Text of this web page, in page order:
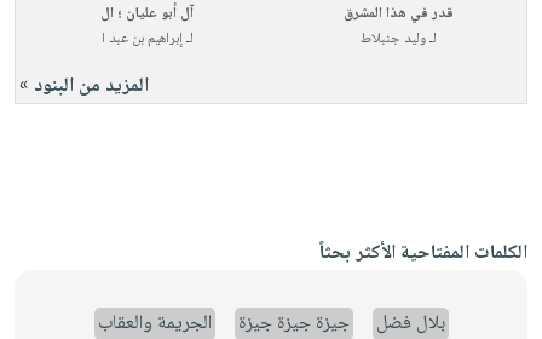
قدر في هذا المشرق
لـوليد جنبلاط
آل أبو عليان ؛ ال
لـإبراهيم بن عبد ا
المزيد من البنود »
الكلمات المفتاحية الأكثر بحثاً
بلال فضل جيزة جيزة جيزة الجريمة والعقاب